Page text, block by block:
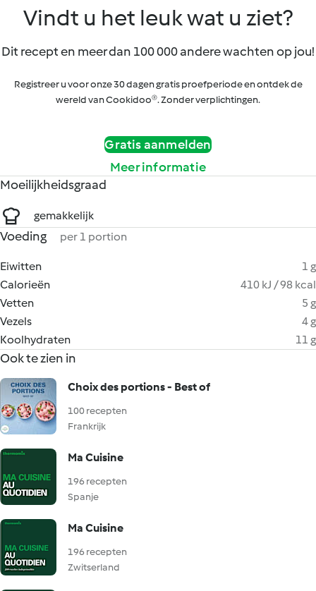
Vindt u het leuk wat u ziet?
Dit recept en meer dan 100 000 andere wachten op jou!
Registreer u voor onze 30 dagen gratis proefperiode en ontdek de
wereld van Cookidoo®. Zonder verplichtingen.
Gratis aanmelden
Meer informatie
Moeilijkheidsgraad
gemakkelijk
Voeding per 1 portion
Eiwitten
1 g
Calorieën
410 kJ / 98 kcal
Vetten
5 g
Vezels
4 g
Koolhydraten
11 g
Ook te zien in
Choix des portions - Best of
100 recepten
Frankrijk
Ma Cuisine
196 recepten
Spanje
Ma Cuisine
196 recepten
Zwitserland